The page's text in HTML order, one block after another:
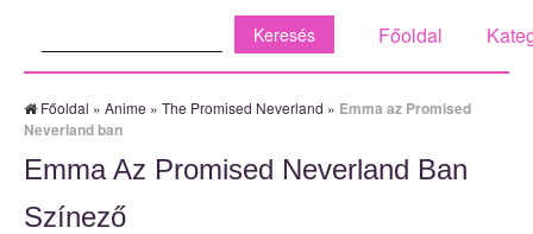
Főoldal
Főoldal » Anime » The Promised Neverland » Emma az Promised
Neverland ban
Emma Az Promised Neverland Ban
Színező